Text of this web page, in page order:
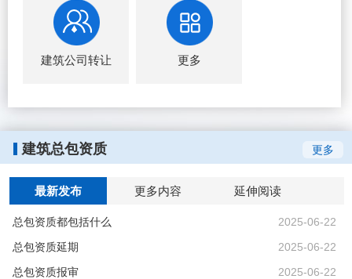
建筑公司转让 更多
建筑总包资质 更多
最新发布 更多内容 延伸阅读
总包资质都包括什么
2025-06-22
总包资质延期
2025-06-22
总包资质报审
2025-06-22